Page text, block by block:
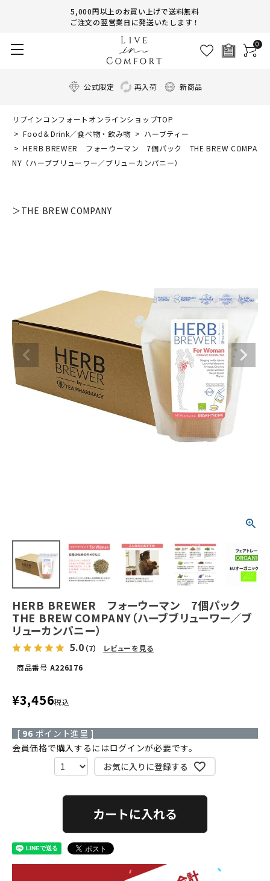
5,000円以上のお買い上げで送料無料
ご注文の翌営業日に発送いたします！
0
公式限定 再入荷 新商品
リブインコンフォートオンラインショップTOP
Food＆Drink／食べ物・飲み物
ハーブティー
HERB BREWER フォーウーマン 7個パック THE BREW COMPA
NY（ハーブブリューワー／ブリューカンパニー）
＞THE BREW COMPANY
HERB BREWER フォーウーマン 7個パック
THE BREW COMPANY（ハーブブリューワー／ブ
リューカンパニー）
5.0 （7）
レビューを見る
商品番号 A226176
¥3,456税込
[ 96 ポイント進呈 ]
会員価格で購入するにはログインが必要です。
お気に入りに登録する
カートに入れる